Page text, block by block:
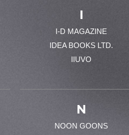
I
I-D MAGAZINE
IDEA BOOKS LTD.
IIUVO
N
NOON GOONS